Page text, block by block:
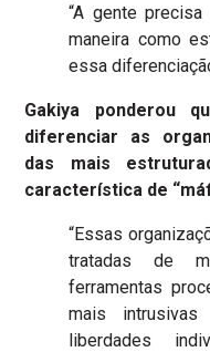
“A gente
maneira como
essa
Gakiya ponderou
diferenciar as
das mais
característica de
“Essas
tratadas de
ferramentas
mais
liberdades